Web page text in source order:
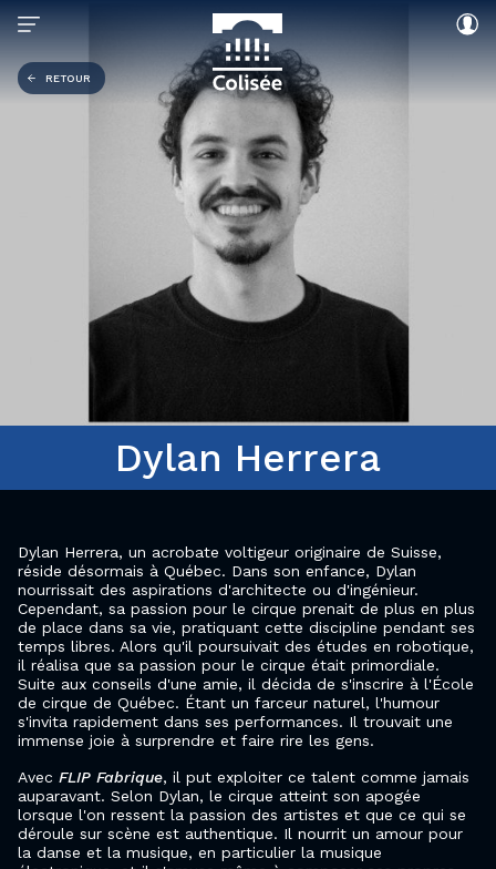
RETOUR
Dylan Herrera
Dylan Herrera, un acrobate voltigeur originaire de Suisse,
réside désormais à Québec. Dans son enfance, Dylan
nourrissait des aspirations d'architecte ou d'ingénieur.
Cependant, sa passion pour le cirque prenait de plus en plus
de place dans sa vie, pratiquant cette discipline pendant ses
temps libres. Alors qu'il poursuivait des études en robotique,
il réalisa que sa passion pour le cirque était primordiale.
Suite aux conseils d'une amie, il décida de s'inscrire à l'École
de cirque de Québec. Étant un farceur naturel, l'humour
s'invita rapidement dans ses performances. Il trouvait une
immense joie à surprendre et faire rire les gens.
Avec FLIP Fabrique, il put exploiter ce talent comme jamais
auparavant. Selon Dylan, le cirque atteint son apogée
lorsque l'on ressent la passion des artistes et que ce qui se
déroule sur scène est authentique. Il nourrit un amour pour
la danse et la musique, en particulier la musique